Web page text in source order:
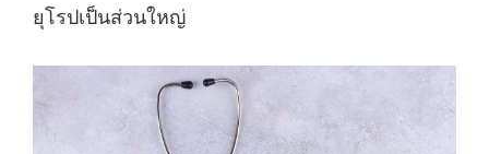
ยุโรปเป็นส่วนใหญ่